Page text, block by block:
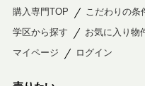
購入専門TOP こだわりの条
学区から探す
お気に入り物
マイページ
ログイン